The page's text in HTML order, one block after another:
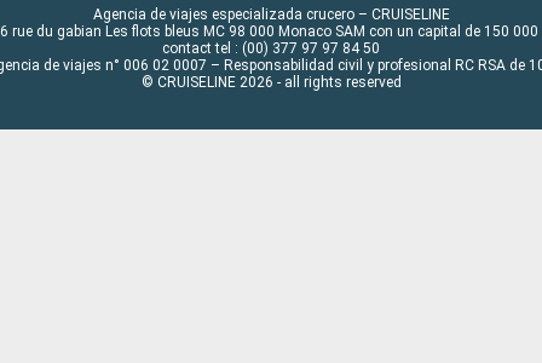
Agencia de viajes especializada crucero – CRUISELINE
rue du gabian Les flots bleus MC 98 000 Monaco SAM con un capital de 150 000
contact tel : (00) 377 97 97 84 50
de viajes n° 006 02 0007 – Responsabilidad civil y profesional RC RSA de
© CRUISELINE 2026 - all rights reserved